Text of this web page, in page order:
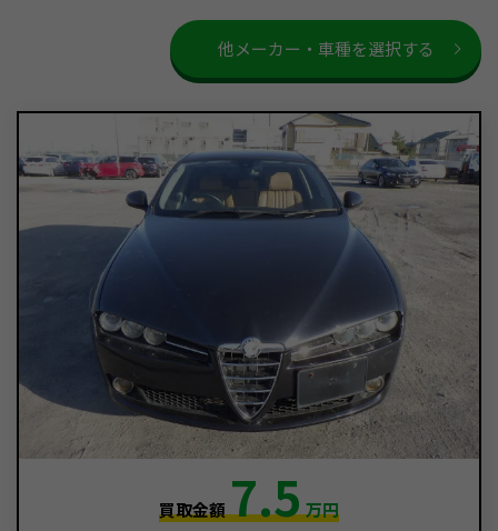
他メーカー・車種を選択する
買取金額7.5万円